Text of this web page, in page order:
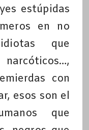
estúpidas
en no
que
con
esos son el
que